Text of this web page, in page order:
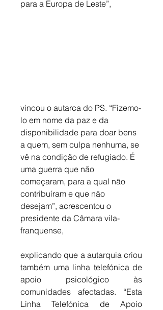
para a Europa de Leste”,
vincou o autarca do PS. “Fizemo-
lo em nome da paz e da
disponibilidade para doar bens
a quem, sem culpa nenhuma, se
vê na condição de refugiado. É
uma guerra que não
começaram, para a qual não
contribuíram e que não
desejam”, acrescentou o
presidente da Câmara vila-
franquense,
explicando que a autarquia criou
também uma linha telefónica de
apoio psicológico às
comunidades afectadas. “Esta
Linha Telefónica de Apoio